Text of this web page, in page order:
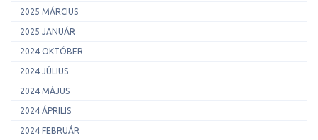
2025 MÁRCIUS
2025 JANUÁR
2024 OKTÓBER
2024 JÚLIUS
2024 MÁJUS
2024 ÁPRILIS
2024 FEBRUÁR